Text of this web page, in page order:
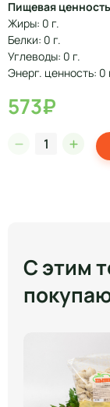
Пищевая
Жиры: 0 г.
Белки: 0 г.
Углеводы: 0 г.
Энерг. ценность: 0
573₽
С этим